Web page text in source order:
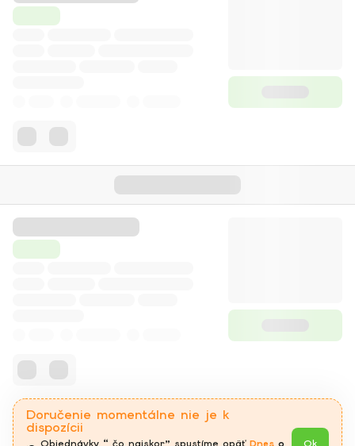
Doručenie momentálne nie je k
dispozícii